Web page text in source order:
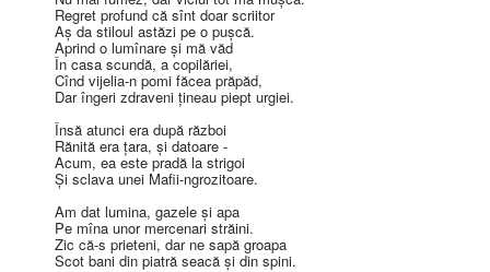
Regret profund că sînt doar scriitor
Aş da stiloul astăzi pe o puşcă.
Aprind o lumînare şi mă văd
În casa scundă, a copilăriei,
Cînd vijelia-n pomi făcea prăpăd,
Dar îngeri zdraveni ţineau piept urgiei.
Însă atunci era după război
Rănită era ţara, şi datoare -
Acum, ea este pradă la strigoi
Şi sclava unei Mafii-ngrozitoare.
Am dat lumina, gazele şi apa
Pe mîna unor mercenari străini.
Zic că-s prieteni, dar ne sapă groapa
Scot bani din piatră seacă şi din spini.